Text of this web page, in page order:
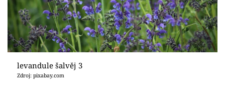
Sledujte prima+
Přihlášení
levandule šalvěj 3
Zdroj: pixabay.com